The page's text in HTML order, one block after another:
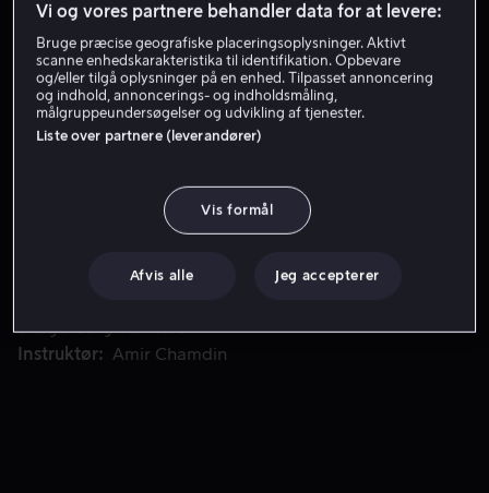
Få Viaplay
Historien om den svenske Börje Salmings utrolige rejse
Historien om den svenske Börje Salmings utrolige rejse
kamp for at finde sin plads efter at have mistet sin far,
og hans søgen efter succes på isen.
Valter Skarsgård
Hedda
Skagerberg Vis mere
Instruktør
Amir Chamdin
Vi og vores partnere behandler data for at levere:
Bruge præcise geografiske placeringsoplysninger. Aktivt
scanne enhedskarakteristika til identifikation. Opbevare
og/eller tilgå oplysninger på en enhed. Tilpasset annoncering
og indhold, annoncerings- og indholdsmåling,
målgruppeundersøgelser og udvikling af tjenester.
Liste over partnere (leverandører)
Vis formål
Afvis alle Jeg accepterer